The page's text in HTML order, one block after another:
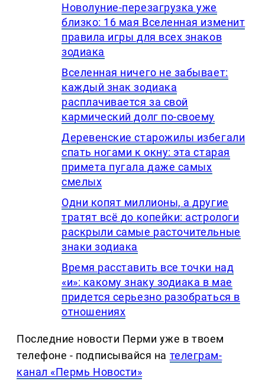
Новолуние-перезагрузка уже
близко: 16 мая Вселенная изменит
правила игры для всех знаков
зодиака
Вселенная ничего не забывает:
каждый знак зодиака
расплачивается за свой
кармический долг по-своему
Деревенские старожилы избегали
спать ногами к окну: эта старая
примета пугала даже самых
смелых
Одни копят миллионы, а другие
тратят всё до копейки: астрологи
раскрыли самые расточительные
знаки зодиака
Время расставить все точки над
«и»: какому знаку зодиака в мае
придется серьезно разобраться в
отношениях
Последние новости Перми уже в твоем
телефоне - подписывайся на телеграм-
канал «Пермь Новости»